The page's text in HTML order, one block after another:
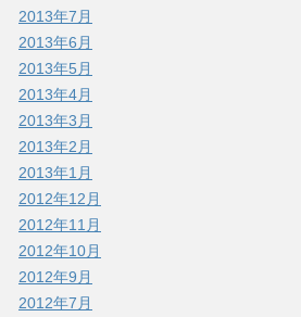
2013年7月
2013年6月
2013年5月
2013年4月
2013年3月
2013年2月
2013年1月
2012年12月
2012年11月
2012年10月
2012年9月
2012年7月